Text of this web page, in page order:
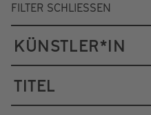
FILTER SCHLIESSEN
KÜNSTLER*IN
TITEL